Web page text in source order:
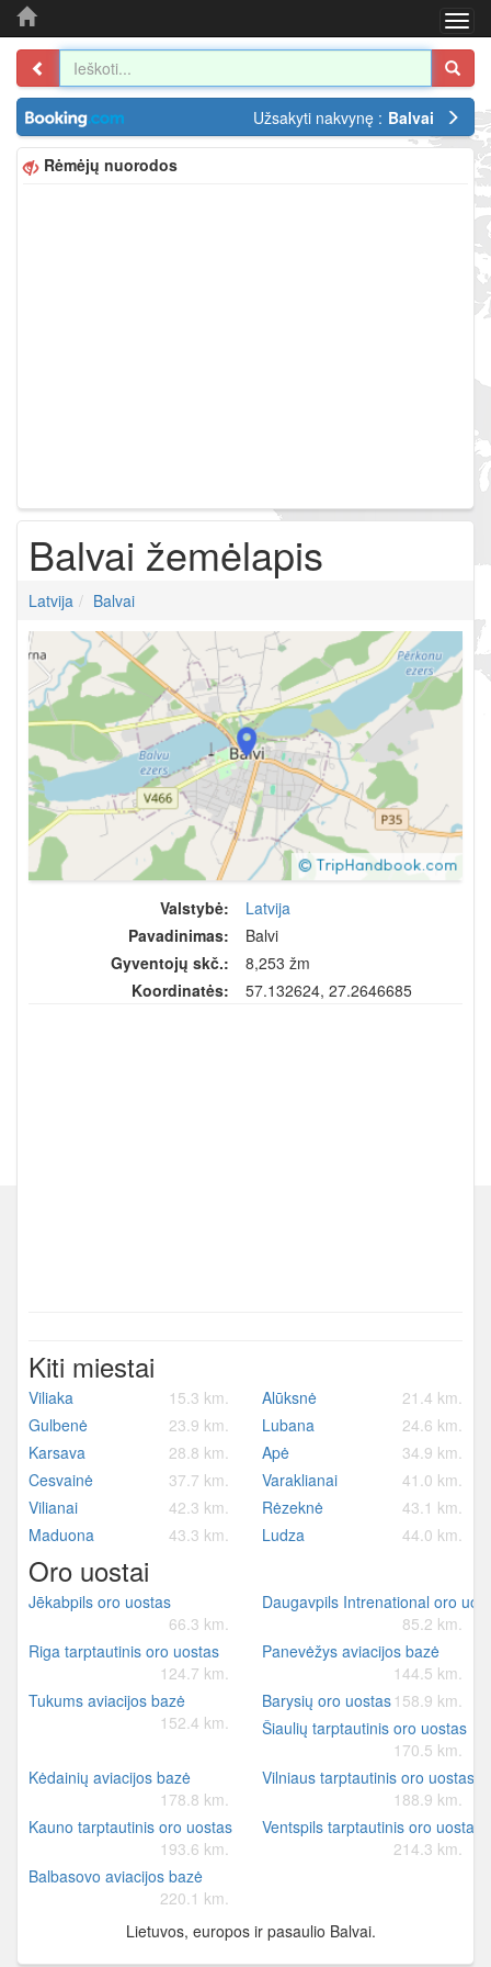
Užsakyti nakvynę : Balvai
Rėmėjų nuorodos
Balvai žemėlapis
Latvija Balvai
Valstybė:
Latvija
Pavadinimas:
Balvi
Gyventojų skč.:
8,253 žm
Koordinatės:
57.132624, 27.2646685
Kiti miestai
Viliaka 15.3 km. Alūksnė
21.4 km.
Gulbenė
23.9 km. Lubana
24.6 km.
Karsava
28.8 km. Apė
34.9 km.
Cesvainė
37.7 km. Varaklianai
41.0 km.
Vilianai
42.3 km. Rėzeknė
43.1 km.
Maduona
43.3 km. Ludza 44.0 km.
Oro uostai
Jēkabpils oro uostas
66.3 km.
Daugavpils Intrenational oro
85.2 km.
Riga tarptautinis oro uostas
124.7 km.
Panevėžys aviacijos bazė
144.5 km.
Tukums aviacijos bazė
152.4 km.
Barysių oro uostas158.9 km.
Šiaulių tarptautinis oro uostas
170.5 km.
Kėdainių aviacijos bazė
178.8 km.
Vilniaus tarptautinis oro uostas
188.9 km.
Kauno tarptautinis oro uostas
193.6 km.
Ventspils tarptautinis oro uostas
214.3 km.
Balbasovo aviacijos bazė
220.1 km.
Lietuvos, europos ir pasaulio Balvai.